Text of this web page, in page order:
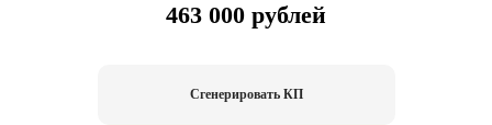
463 000 рублей
Сгенерировать КП